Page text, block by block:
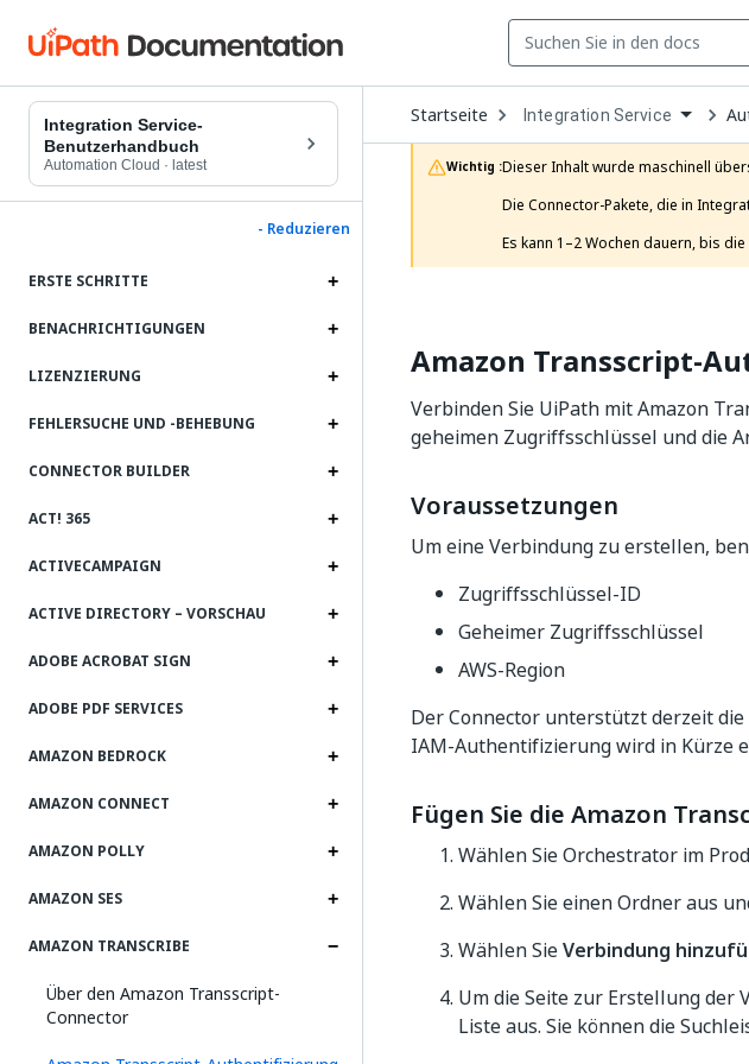
Integration Service-
Benutzerhandbuch
Automation Cloud · latest
- Reduzieren
ERSTE SCHRITTE
BENACHRICHTIGUNGEN
LIZENZIERUNG
FEHLERSUCHE UND ‑BEHEBUNG
CONNECTOR BUILDER
ACT! 365
ACTIVECAMPAIGN
ACTIVE DIRECTORY – VORSCHAU
ADOBE ACROBAT SIGN
ADOBE PDF SERVICES
AMAZON BEDROCK
AMAZON CONNECT
AMAZON POLLY
AMAZON SES
AMAZON TRANSCRIBE
Über den Amazon Transscript-
Connector
Startseite Open
Dropdown
to
choose
product
Integration Service
Wichtig :Dieser Inhalt wurde maschinell
Die Connector-Pakete, die in
Es kann 1–2 Wochen dauern, bis
Amazon Transscript-
Verbinden Sie UiPath mit Amazon
geheimen Zugriffsschlüssel und die
Voraussetzungen
Um eine Verbindung zu erstellen,
Zugriffsschlüssel-ID
Geheimer Zugriffsschlüssel
AWS-Region
Der Connector unterstützt derzeit
IAM-Authentifizierung wird in Kürze
Fügen Sie die Amazon
Wählen Sie Orchestrator im
Wählen Sie einen Ordner aus
Wählen SieVerbindung
Um die Seite zur Erstellung der
Liste aus. Sie können die